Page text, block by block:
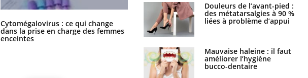
Cytomégalovirus : ce qui change
dans la prise en charge des femmes
enceintes
La sieste empêche-t-elle de dormir
la nuit ?
Douleurs de l’avant-pied :
des métatarsalgies à 90 %
liées à problème d’appui
Mauvaise haleine : il faut
améliorer l’hygiène
bucco-dentaire